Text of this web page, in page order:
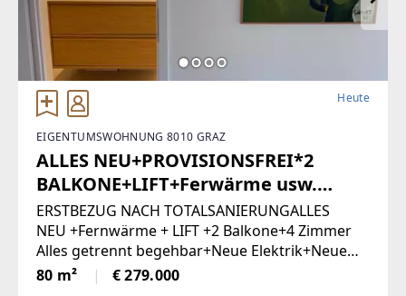
Heute
EIGENTUMSWOHNUNG 8010 GRAZ
ALLES NEU+PROVISIONSFREI*2
BALKONE+LIFT+Ferwärme usw.
(Provisionsfrei)
ERSTBEZUG NACH TOTALSANIERUNGALLES
NEU +Fernwärme + LIFT +2 Balkone+4 Zimmer
Alles getrennt begehbar+Neue Elektrik+Neue
Türen+Neues Bad+Neuer Parkett+Neue
80 m² € 279.000